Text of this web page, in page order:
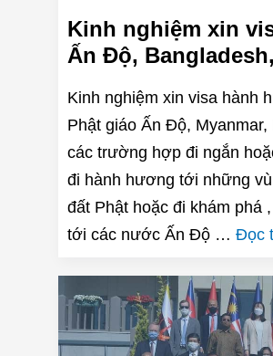
Kinh nghiệm xin
Ấn Độ,
Kinh nghiệm xin visa hành
Phật giáo Ấn Độ,
các trường hợp đi ngắn
đi hành hương tới những
đất Phật hoặc đi khám phá
tới các nước Ấn Độ … Đọc